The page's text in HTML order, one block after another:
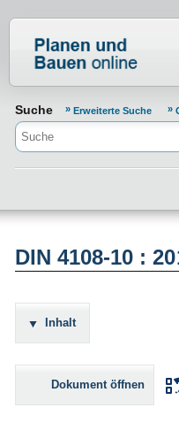
Suche Erweiterte Suche
DIN 4108-10 :
Inhalt
Dokument öffnen